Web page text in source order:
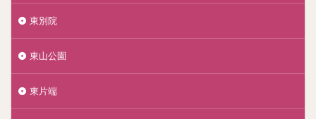
東別院
東山公園
東片端